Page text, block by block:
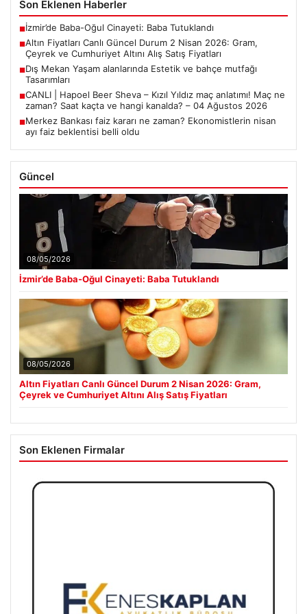
Son Eklenen Haberler
■İzmir’de Baba-Oğul Cinayeti: Baba Tutuklandı
■Altın Fiyatları Canlı Güncel Durum 2 Nisan 2026: Gram,
Çeyrek ve Cumhuriyet Altını Alış Satış Fiyatları
■Dış Mekan Yaşam alanlarında Estetik ve bahçe mutfağı
Tasarımları
■CANLI | Hapoel Beer Sheva – Kızıl Yıldız maç anlatımı! Maç ne
zaman? Saat kaçta ve hangi kanalda? – 04 Ağustos 2026
■Merkez Bankası faiz kararı ne zaman? Ekonomistlerin nisan
ayı faiz beklentisi belli oldu
Güncel
08/05/2026
İzmir’de Baba-Oğul Cinayeti: Baba Tutuklandı
08/05/2026
Altın Fiyatları Canlı Güncel Durum 2 Nisan 2026: Gram,
Çeyrek ve Cumhuriyet Altını Alış Satış Fiyatları
Son Eklenen Firmalar